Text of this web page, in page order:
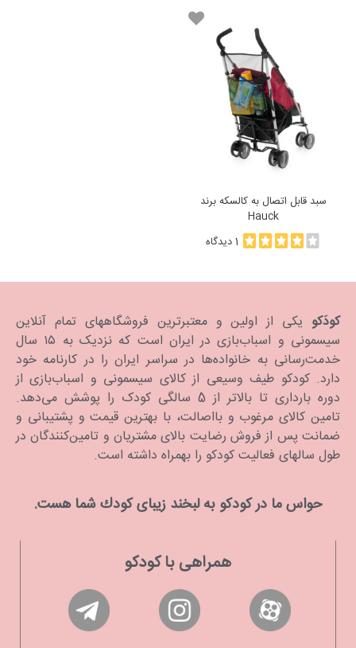
سبد قابل اتصال به کالسکه برند
Hauck
1 دیدگاه
کودَکو یکی از اولین و معتبرترین فروشگاههای تمام آنلاین
سیسمونی و اسباب‌بازی در ایران است که نزدیک به ۱۵ سال
خدمت‌رسانی به خانواده‌ها در سراسر ایران را در کارنامه خود
دارد. كودكو طیف وسیعی از کالای سیسمونی و اسباب‌بازی از
دوره بارداری تا بالاتر از 5 سالگی کودک را پوشش می‌دهد.
تامین کالای مرغوب و بااصالت، با بهترین قیمت و پشتیبانی و
ضمانت پس از فروش رضایت بالای مشتریان و تامین‌کنندگان در
طول سالهای فعالیت کودکو را بهمراه داشته است.
حواس ما در كودكو به لبخند زیبای كودك شما هست.
همراهی با کودکو